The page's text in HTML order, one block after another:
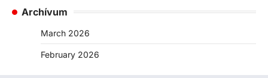
Archívum
March 2026
February 2026